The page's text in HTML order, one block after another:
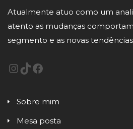
Atualmente atuo como um
atento as mudanças
segmento e as novas
Sobre mim
Mesa posta